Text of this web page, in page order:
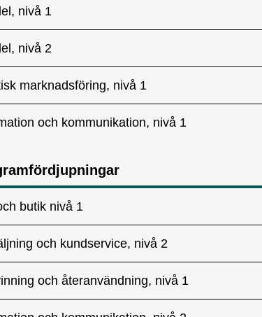
nivå 1
nivå 2
marknadsföring, nivå 1
och kommunikation, nivå 1
butik nivå 1
och kundservice, nivå 2
och återanvändning, nivå 1